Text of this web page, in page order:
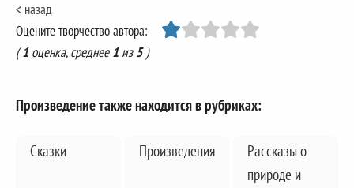
< назад
Оцените творчество автора:
(1оценка, среднее1из5)
Произведение также находится в рубриках:
Cказки Произведения
Рассказы о
природе и